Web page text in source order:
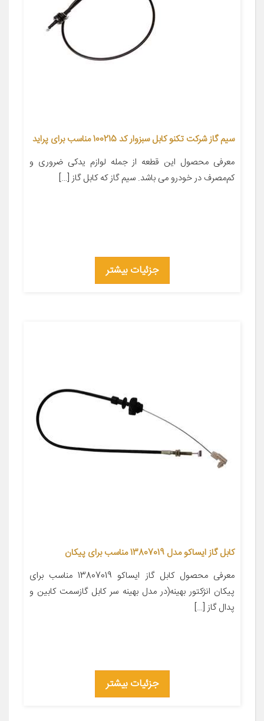
سیم گاز شرکت تکنو کابل سبزوار کد 100215 مناسب برای پراید
معرفی محصول این قطعه از جمله لوازم یدکی ضروری و
کم‌مصرف در خودرو می باشد. سیم گاز که کابل گاز […]
جزئیات بیشتر
کابل گاز ایساکو مدل 13807019 مناسب برای پیکان
معرفی محصول کابل گاز ایساکو 13807019 مناسب برای
پیکان انژکتور بهینه(در مدل بهینه سر کابل گازسمت کابین و
پدال گاز […]
جزئیات بیشتر